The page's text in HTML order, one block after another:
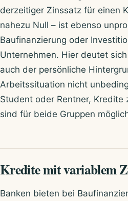
derzeitiger Zinssatz für einen
nahezu Null – ist ebenso
Baufinanzierung oder
Unternehmen. Hier deutet
auch der persönliche
Arbeitssituation nicht
Student oder Rentner, Kredite
sind für beide Gruppen
Kredite mit variablem
Banken bieten bei